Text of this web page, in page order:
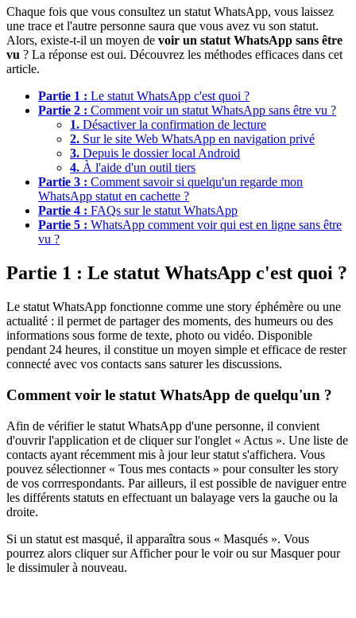
Chaque fois que vous consultez un statut WhatsApp, vous laissez
une trace et l'autre personne saura que vous avez vu son statut.
Alors, existe-t-il un moyen de voir un statut WhatsApp sans être
vu ? La réponse est oui. Découvrez les méthodes efficaces dans cet
article.
Partie 1 : Le statut WhatsApp c'est quoi ?
Partie 2 : Comment voir un statut WhatsApp sans être vu ?
1. Désactiver la confirmation de lecture
2. Sur le site Web WhatsApp en navigation privé
3. Depuis le dossier local Android
4. À l'aide d'un outil tiers
Partie 3 : Comment savoir si quelqu'un regarde mon
WhatsApp statut en cachette ?
Partie 4 : FAQs sur le statut WhatsApp
Partie 5 : WhatsApp comment voir qui est en ligne sans être
vu ?
Partie 1 : Le statut WhatsApp c'est quoi ?
Le statut WhatsApp fonctionne comme une story éphémère ou une
actualité : il permet de partager des moments, des humeurs ou des
informations sous forme de texte, photo ou vidéo. Disponible
pendant 24 heures, il constitue un moyen simple et efficace de rester
connecté avec vos contacts sans saturer les discussions.
Comment voir le statut WhatsApp de quelqu'un ?
Afin de vérifier le statut WhatsApp d'une personne, il convient
d'ouvrir l'application et de cliquer sur l'onglet « Actus ». Une liste de
contacts ayant récemment mis à jour leur statut s'affichera. Vous
pouvez sélectionner « Tous mes contacts » pour consulter les story
de vos corrrespondants. Par ailleurs, il est possible de naviguer entre
les différents statuts en effectuant un balayage vers la gauche ou la
droite.
Si un statut est masqué, il apparaîtra sous « Masqués ». Vous
pourrez alors cliquer sur Afficher pour le voir ou sur Masquer pour
le dissimuler à nouveau.